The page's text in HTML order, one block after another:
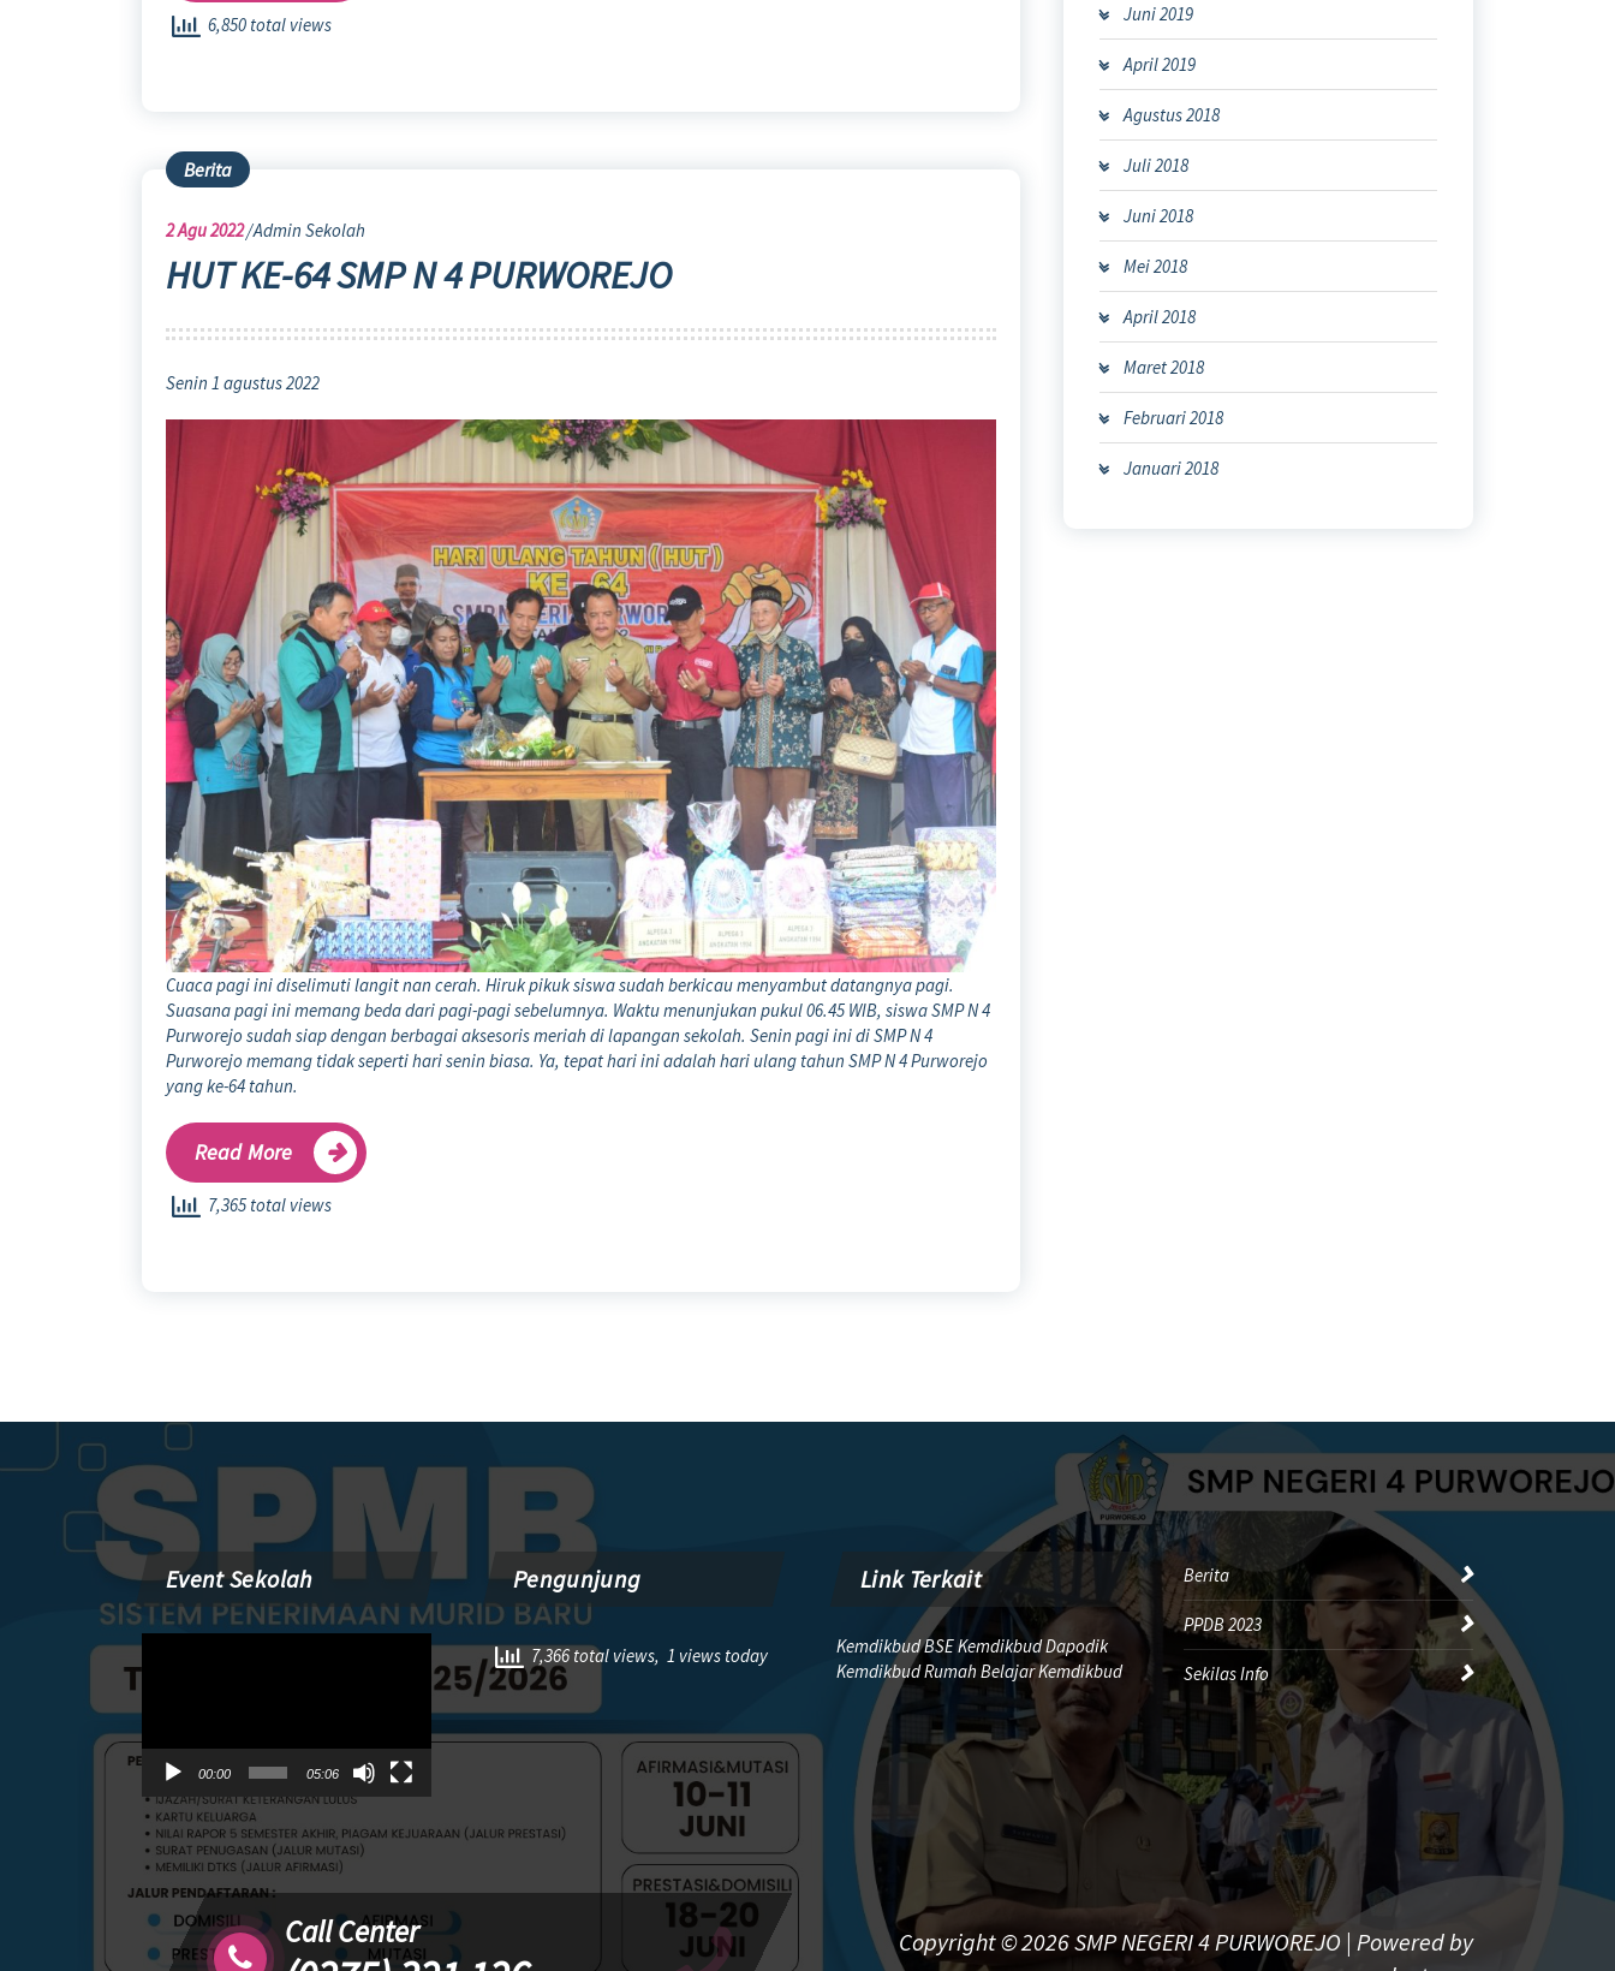
6,850 total views
Berita
2Agu 2022 Admin Sekolah
HUT KE-64 SMP N 4 PURWOREJO
Senin 1 agustus 2022
Cuaca pagi ini diselimuti langit nan cerah. Hiruk pikuk siswa sudah berkicau menyambut datangnya pagi.
Suasana pagi ini memang beda dari pagi-pagi sebelumnya. Waktu menunjukan pukul 06.45 WIB, siswa SMP N 4
Purworejo sudah siap dengan berbagai aksesoris meriah di lapangan sekolah. Senin pagi ini di SMP N 4
Purworejo memang tidak seperti hari senin biasa. Ya, tepat hari ini adalah hari ulang tahun SMP N 4 Purworejo
yang ke-64 tahun.
Read More
7,365 total views
Juni 2019
April 2019
Agustus 2018
Juli 2018
Juni 2018
Mei 2018
April 2018
Maret 2018
Februari 2018
Januari 2018
Event Sekolah
Pemutar
Video
00:00 05:06
Pengunjung
7,366 total views, 1 views today
Link Terkait
Kemdikbud BSE Kemdikbud Dapodik
Kemdikbud Rumah Belajar Kemdikbud
Berita
PPDB 2023
Sekilas Info
Call Center
Copyright © 2026 SMP NEGERI 4 PURWOREJO | Powered by